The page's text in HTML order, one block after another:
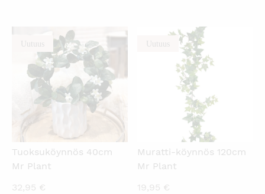
UutuusKATSO PIKANÄKYMÄ
Tuoksuköynnös 40cm
Mr Plant
32,95 €
UutuusKATSO PIKANÄKYMÄ
Muratti-köynnös 120cm
Mr Plant
19,95 €